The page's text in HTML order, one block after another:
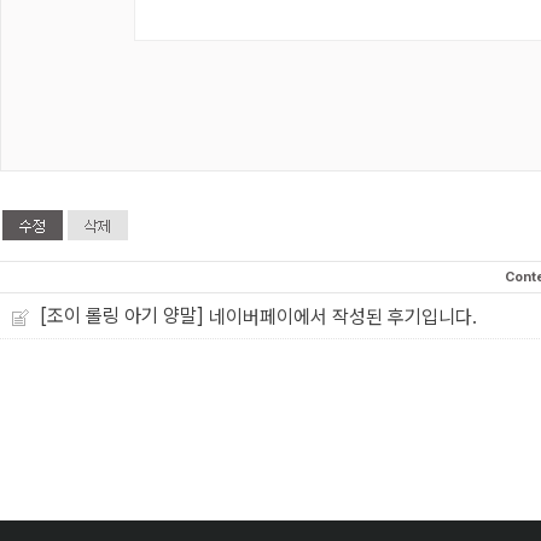
[조이 롤링 아기 양말] 네이버페이에서 작성된 후기입니다.